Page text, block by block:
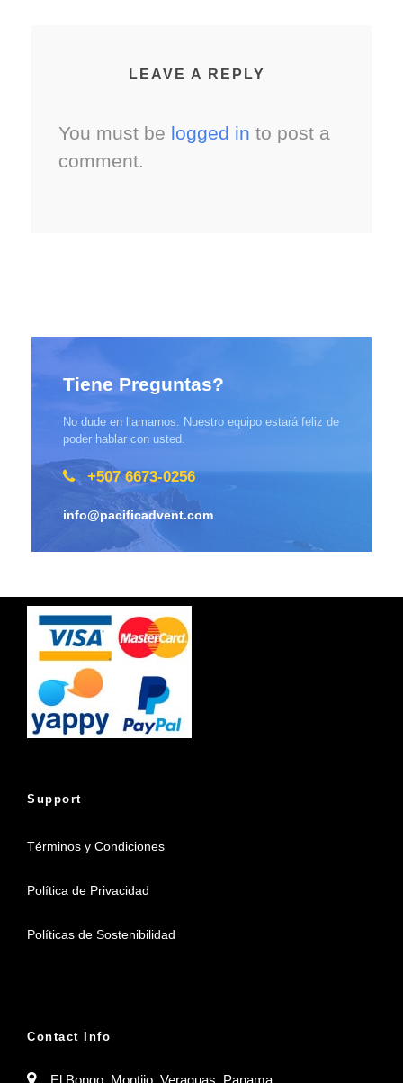
LEAVE A REPLY
You must be logged in to post a
comment.
Tiene Preguntas?
No dude en llamarnos. Nuestro equipo estará feliz de
poder hablar con usted.
+507 6673-0256
info@pacificadvent.com
Support
Términos y Condiciones
Política de Privacidad
Políticas de Sostenibilidad
Contact Info
El Bongo, Montijo, Veraguas, Panama